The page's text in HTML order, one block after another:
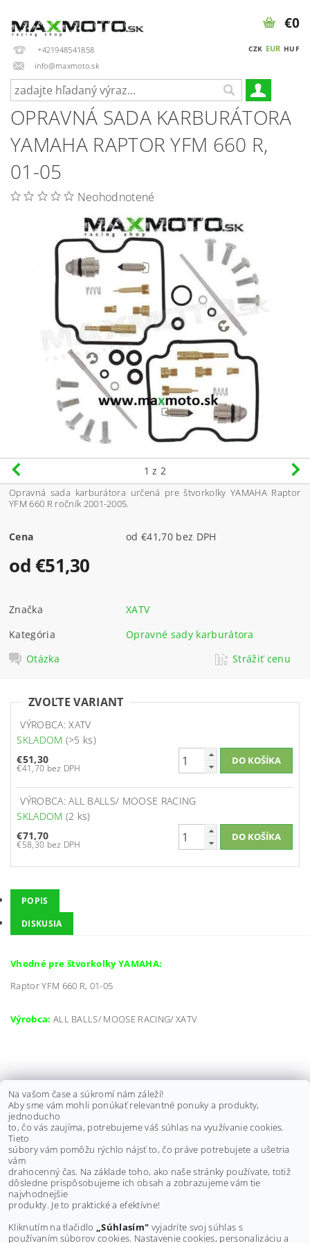
+421948541858
info@maxmoto.sk
CZK EUR HUF
€0
OPRAVNÁ SADA KARBURÁTORA
YAMAHA RAPTOR YFM 660 R,
01-05
Neohodnotené
1 z 2
Opravná sada karburátora určená pre štvorkolky YAMAHA Raptor
YFM 660 R ročník 2001-2005.
Cena od €41,70 bez DPH
od €51,30
Značka
XATV
Kategória
Opravné sady karburátora
Otázka
Strážiť cenu
ZVOĽTE VARIANT
VÝROBCA: XATV
SKLADOM (>5 ks)
€51,30
€41,70 bez DPH
VÝROBCA: ALL BALLS/ MOOSE RACING
SKLADOM (2 ks)
€71,70
€58,30 bez DPH
POPIS
DISKUSIA
Vhodné pre štvorkolky YAMAHA:
Raptor YFM 660 R, 01-05
Výrobca: ALL BALLS/ MOOSE RACING/ XATV
KARBURÁTOR YAMAHA RAPTOR
660, 5LP-14900-30-00
€137,50 bez DPH
€169,10
Buďte prvý, kto napíše príspevok k tejto položke.
Na vašom čase a súkromí nám záleží!
Aby sme vám mohli ponúkať relevantné ponuky a produkty,
jednoducho
to, čo vás zaujíma, potrebujeme váš súhlas na využívanie cookies.
Tieto
súbory vám pomôžu rýchlo nájsť to, čo práve potrebujete a ušetria
vám
drahocenný čas. Na základe toho, ako naše stránky používate, totiž
dôsledne prispôsobujeme ich obsah a zobrazujeme vám tie
najvhodnejšie
produkty. Je to praktické a efektívne!
Kliknutím na tlačidlo „Súhlasím" vyjadríte svoj súhlas s
používaním súborov cookies. Nastavenie cookies, personalizáciu a